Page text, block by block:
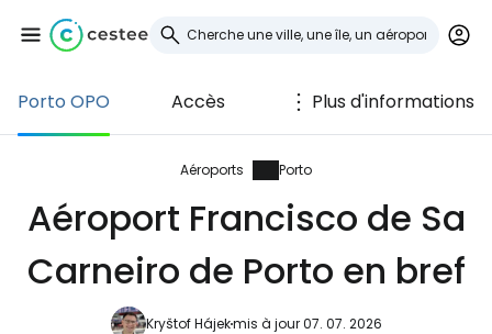
Porto OPO Accès Plus d'informations
Aéroports Porto
Aéroport Francisco de Sa
Carneiro de Porto en bref
Kryštof Hájekmis à jour 07. 07. 2026
Se connecter à
Cestee
... la communauté mondiale des voyageurs